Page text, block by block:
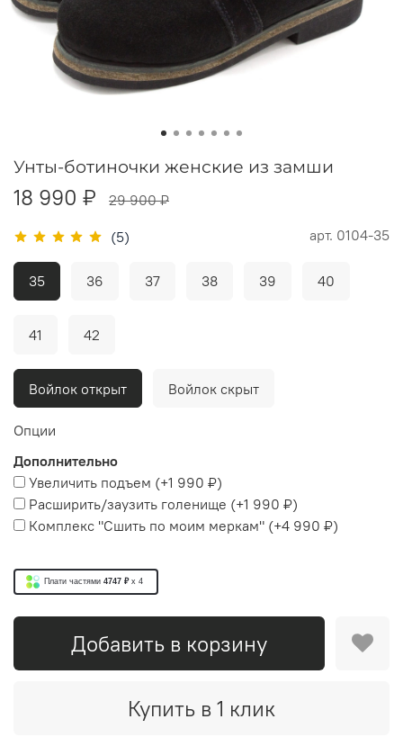
(5) арт. 0104-35
Унты-ботиночки женские из замши
18 990 ₽ 29 900 ₽
Плати частями 4747 ₽ x 4
Добавить в корзину
Купить в 1 клик
35 36 37 38 39 40
41 42
Войлок открыт Войлок скрыт
Опции
Дополнительно
Увеличить подъем (+1 990 ₽)
Расширить/заузить голенище (+1 990 ₽)
Комплекс "Сшить по моим меркам" (+4 990 ₽)